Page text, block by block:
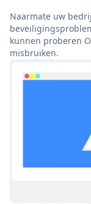
Naarmate uw
kunnen proberen
misbruiken.